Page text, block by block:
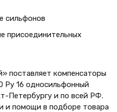
сильфонов
присоединительных
поставляет компенсаторы
16 односильфонный
Петербургу и по всей РФ.
и помощи в подборе товара